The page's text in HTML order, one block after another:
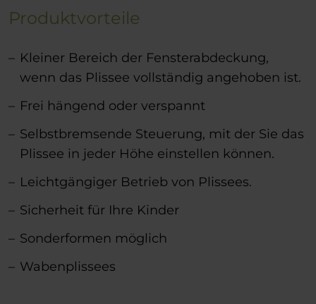
Produktvorteile
Kleiner Bereich der Fensterabdeckung,
wenn das Plissee vollständig angehoben ist.
Frei hängend oder verspannt
Selbstbremsende Steuerung, mit der Sie das
Plissee in jeder Höhe einstellen können.
Leichtgängiger Betrieb von Plissees.
Sicherheit für Ihre Kinder
Sonderformen möglich
Wabenplissees